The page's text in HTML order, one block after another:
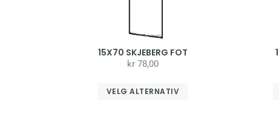
15X70 SKJEBERG FOT
kr78,00
VELG ALTERNATIV